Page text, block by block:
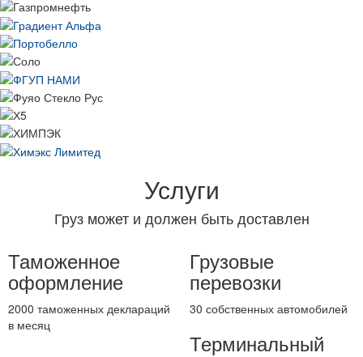
Услуги
Груз может и должен быть доставлен
Таможенное
оформление
2000 таможенных деклараций
в месяц
Грузовые
перевозки
30 собственных автомобилей
Терминальный